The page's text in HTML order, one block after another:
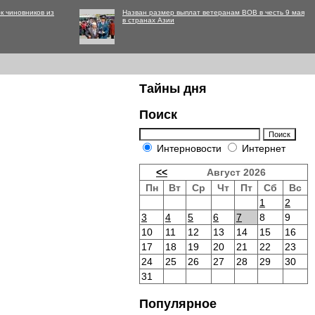
чиновников из
Назван размер выплат ветеранам ВОВ в честь 9 мая
в странах Азии
Тайны дня
Поиск
Интерновости Интернет
<<
Август 2026
Пн
Вт Ср Чт Пт Сб
Вс
1
2
3
4 5 6 7 8
9
10
11 12 13 14 15
16
17
18 19 20 21 22
23
24
25 26 27 28 29
30
31
Популярное